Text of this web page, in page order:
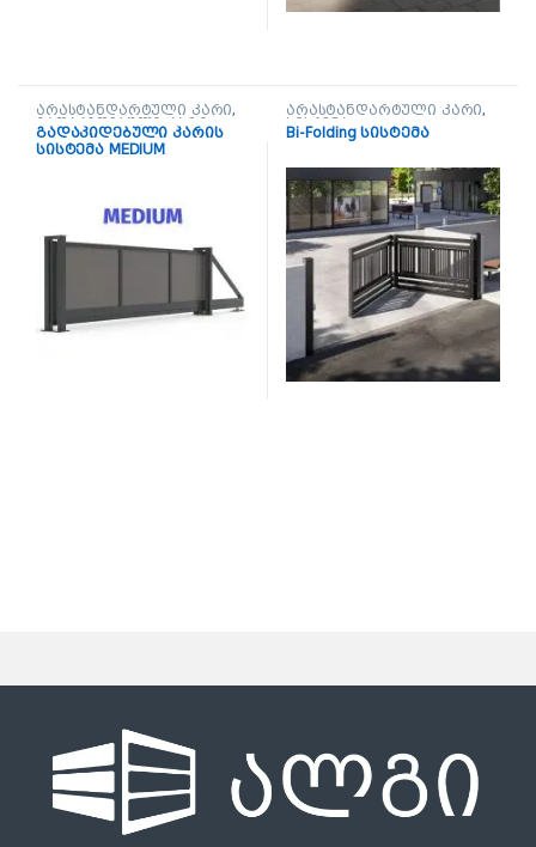
არასტანდარტული კარი,
გადაკიდებული კარი
გადაკიდებული კარის
სისტემა MEDIUM
არასტანდარტული კარი,
სისტემა Bi-Folding
Bi-Folding სისტემა